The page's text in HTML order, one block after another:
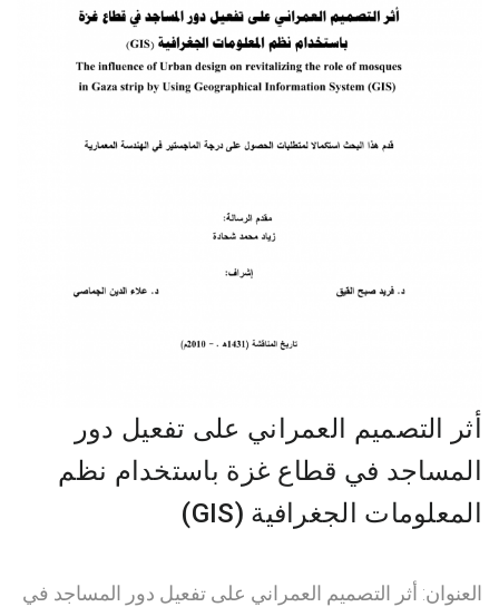
أثر التصميم العمراني على تفعيل دور
المساجد في قطاع غزة باستخدام نظم
المعلومات الجغرافية (GIS)
العنوان: أثر التصميم العمراني على تفعيل دور المساجد في